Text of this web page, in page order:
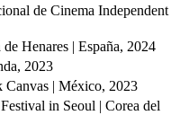
de Cinema Independent
Henares | España, 2024
2023
Canvas | México, 2023
in Seoul | Corea del